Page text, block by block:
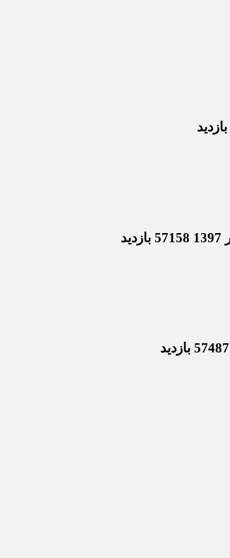
57158 بازدید
57487 بازدید